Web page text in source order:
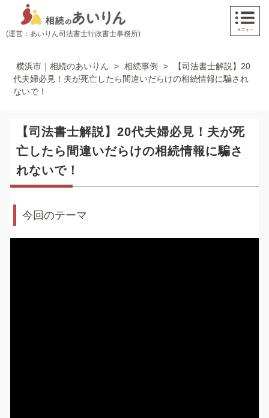
(運営：あいりん司法書士行政書士事務所)
横浜市｜相続のあいりん > 相続事例 >
【司法書士解説】20
代夫婦必見！夫が死亡したら間違いだらけの相続情報に騙され
ないで！
【司法書士解説】20代夫婦必見！夫が死
亡したら間違いだらけの相続情報に騙さ
れないで！
今回のテーマ